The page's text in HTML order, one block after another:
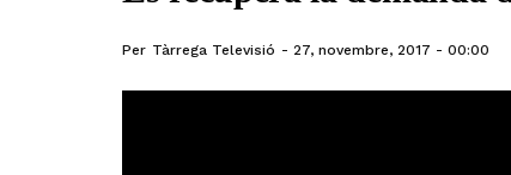
Per Tàrrega Televisió 27, novembre, 2017 - 00:00